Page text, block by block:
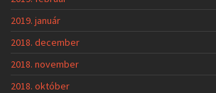
2019. január
2018. december
2018. november
2018. október